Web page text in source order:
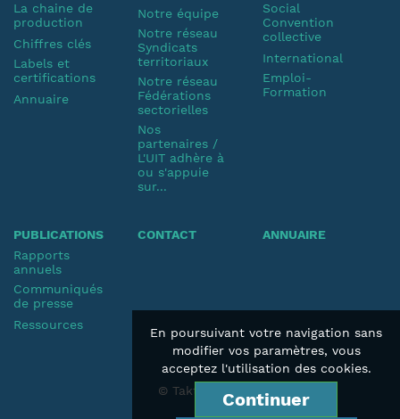
La chaine de
production
Chiffres clés
Labels et
certifications
Annuaire
Notre équipe
Notre réseau
Syndicats
territoriaux
Notre réseau
Fédérations
sectorielles
Nos
partenaires /
L'UIT adhère à
ou s'appuie
sur...
Social
Convention
collective
International
Emploi-
Formation
PUBLICATIONS
Rapports
annuels
Communiqués
de presse
Ressources
CONTACT ANNUAIRE
© Taktik 2019
En poursuivant votre navigation sans
modifier vos paramètres, vous
acceptez l'utilisation des cookies.
Continuer